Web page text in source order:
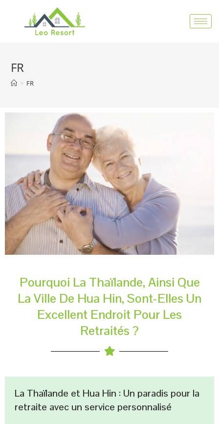
FR
> FR
Pourquoi La Thaïlande, Ainsi Que
La Ville De Hua Hin, Sont-Elles Un
Excellent Endroit Pour Les
Retraités ?
La Thaïlande et Hua Hin : Un paradis pour la
retraite avec un service personnalisé